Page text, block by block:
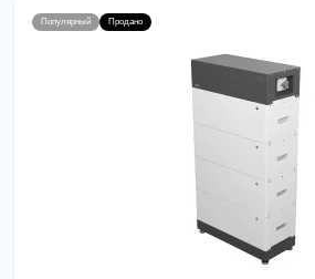
Популярный Продано